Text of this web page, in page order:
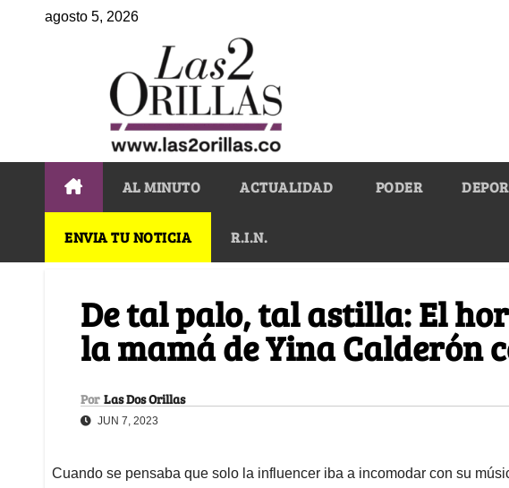
agosto 5, 2026
AL MINUTO ACTUALIDAD PODER
ENVIA TU NOTICIA R.I.N.
De tal palo, tal astilla: El
la mamá de Yina Calderón
Por Las Dos Orillas
JUN 7, 2023
Cuando se pensaba que solo la influencer iba a incomodar con su